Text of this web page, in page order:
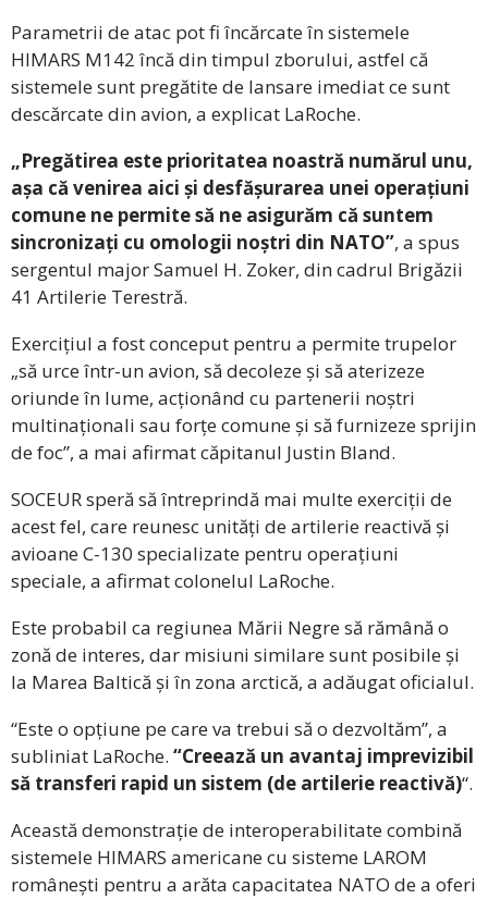
Parametrii de atac pot fi încărcate în sistemele
HIMARS M142 încă din timpul zborului, astfel că
sistemele sunt pregătite de lansare imediat ce sunt
descărcate din avion, a explicat LaRoche.
„Pregătirea este prioritatea noastră numărul unu,
așa că venirea aici și desfășurarea unei operațiuni
comune ne permite să ne asigurăm că suntem
sincronizați cu omologii noștri din NATO”, a spus
sergentul major Samuel H. Zoker, din cadrul Brigăzii
41 Artilerie Terestră.
Exercițiul a fost conceput pentru a permite trupelor
„să urce într-un avion, să decoleze și să aterizeze
oriunde în lume, acționând cu partenerii noștri
multinaționali sau forțe comune și să furnizeze sprijin
de foc”, a mai afirmat căpitanul Justin Bland.
SOCEUR speră să întreprindă mai multe exerciții de
acest fel, care reunesc unități de artilerie reactivă și
avioane C-130 specializate pentru operațiuni
speciale, a afirmat colonelul LaRoche.
Este probabil ca regiunea Mării Negre să rămână o
zonă de interes, dar misiuni similare sunt posibile și
la Marea Baltică și în zona arctică, a adăugat oficialul.
“Este o opțiune pe care va trebui să o dezvoltăm”, a
subliniat LaRoche. “Creează un avantaj imprevizibil
să transferi rapid un sistem (de artilerie reactivă)“.
Această demonstrație de interoperabilitate combină
sistemele HIMARS americane cu sisteme LAROM
românești pentru a arăta capacitatea NATO de a oferi